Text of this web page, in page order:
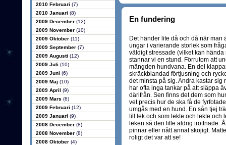
2010 Februari (7)
2010 Januari (8)
2009 December (12)
2009 November (10)
2009 Oktober (11)
2009 September (7)
2009 Augusti (12)
2009 Juli (10)
2009 Juni (6)
2009 Maj (10)
2009 April (9)
2009 Mars (6)
2009 Februari (12)
2009 Januari (9)
2008 December (8)
2008 November (8)
2008 Oktober (4)
En fundering
Det händer lite då och då när man
ungar i varierande storlek som
väldigt stressade (vilket kan
stannar vi en stund. Förrutom att
mängden hundvana. En del
skräckblandad förtjusning och
det minsta på sig. Andra kastar
har ofta inga tankar på att släppa
därifrån. Sen finns det dem som
vet precis hur de ska få de
umgås med en hund. En sån tjej
till lek och som lekte och lekte och
leken så den lille aldrig tröttnade.
pinnar eller nått annat skojigt.
roligt det var att se!